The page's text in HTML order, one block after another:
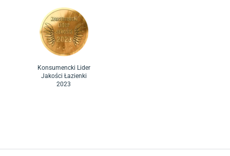
Konsumencki Lider
Jakości Łazienki
2023